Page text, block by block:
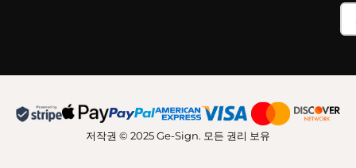
저작권 © 2025 Ge-Sign. 모든 권리 보유